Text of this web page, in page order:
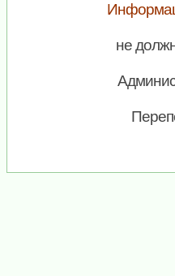
не